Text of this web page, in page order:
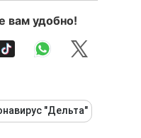
вам удобно!
"Дельта"